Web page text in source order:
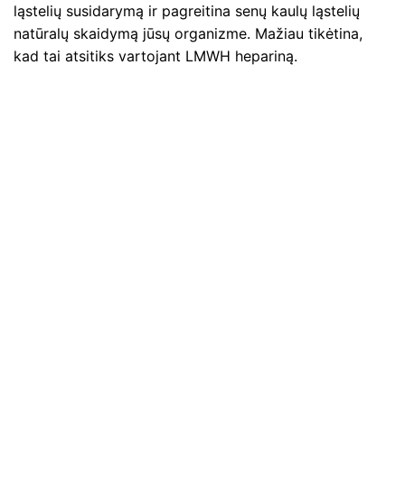
ląstelių susidarymą ir pagreitina senų kaulų ląstelių
natūralų skaidymą jūsų organizme. Mažiau tikėtina,
kad tai atsitiks vartojant LMWH hepariną.